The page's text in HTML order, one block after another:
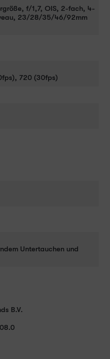
f/1,7, OIS, 2-fach, 4-
23/28/35/46/92mm
720 (30fps)
Untertauchen und
B.V.